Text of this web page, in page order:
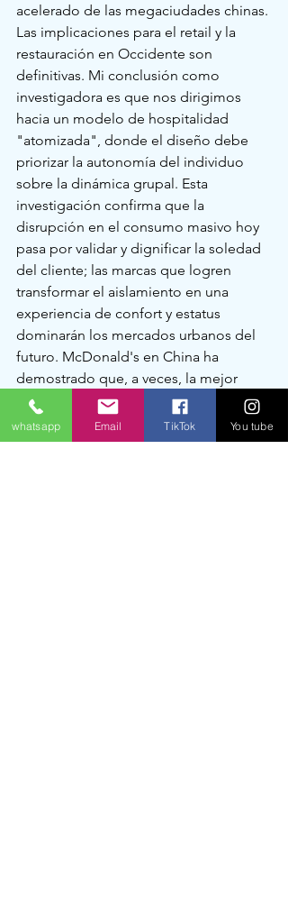
acelerado de las megaciudades chinas.
Las implicaciones para el retail y la
restauración en Occidente son
definitivas. Mi conclusión como
investigadora es que nos dirigimos
hacia un modelo de hospitalidad
"atomizada", donde el diseño debe
priorizar la autonomía del individuo
sobre la dinámica grupal. Esta
investigación confirma que la
disrupción en el consumo masivo hoy
pasa por validar y dignificar la soledad
del cliente; las marcas que logren
transformar el aislamiento en una
experiencia de confort y estatus
dominarán los mercados urbanos del
futuro. McDonald's en China ha
demostrado que, a veces, la mejor
receta para el éxito es entender que el
cliente más valioso es aquel que busca
estar solo.
whatsapp Email TikTok You tube